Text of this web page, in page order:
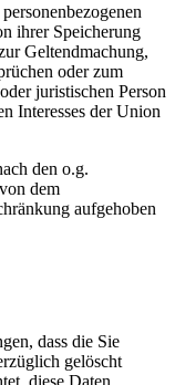
ihrer Speicherung
Geltendmachung,
oder zum
juristischen Person
Interesses der Union
den o.g.
dem
aufgehoben
dass die Sie
gelöscht
diese Daten